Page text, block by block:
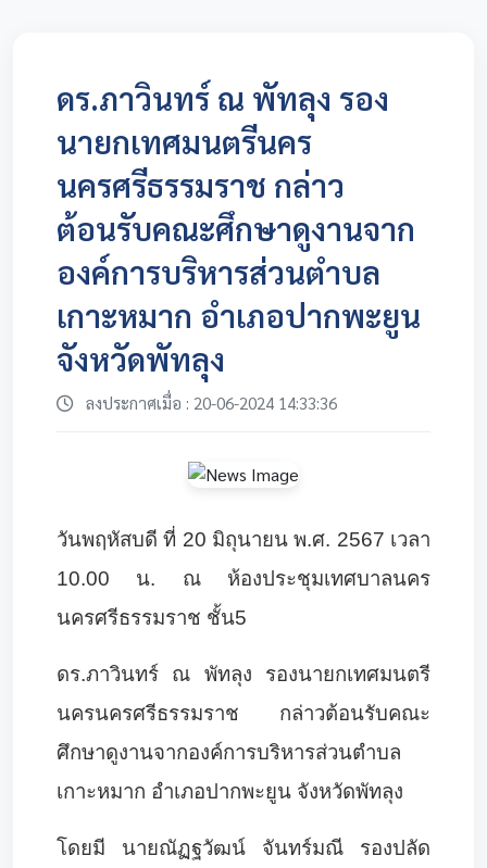
ดร.ภาวินทร์ ณ พัทลุง รอง
นายกเทศมนตรีนคร
นครศรีธรรมราช กล่าว
ต้อนรับคณะศึกษาดูงานจาก
องค์การบริหารส่วนตำบล
เกาะหมาก อำเภอปากพะยูน
จังหวัดพัทลุง
ลงประกาศเมื่อ : 20-06-2024 14:33:36
วันพฤหัสบดี ที่ 20 มิถุนายน พ.ศ. 2567 เวลา
10.00 น. ณ ห้องประชุมเทศบาลนคร
นครศรีธรรมราช ชั้น5
ดร.ภาวินทร์ ณ พัทลุง รองนายกเทศมนตรี
นครนครศรีธรรมราช กล่าวต้อนรับคณะ
ศึกษาดูงานจากองค์การบริหารส่วนตำบล
เกาะหมาก อำเภอปากพะยูน จังหวัดพัทลุง
โดยมี นายณัฏฐวัฒน์ จันทร์มณี รองปลัด